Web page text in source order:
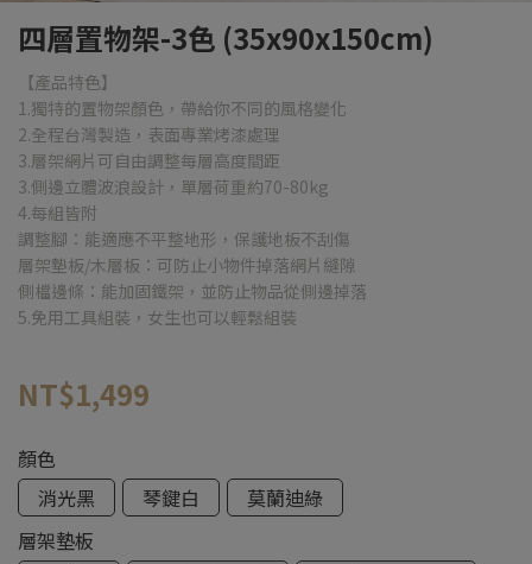
四層置物架-3色 (35x90x150cm)
【產品特色】
1.獨特的置物架顏色，帶給你不同的風格變化
2.全程台灣製造，表面專業烤漆處理
3.層架網片可自由調整每層高度間距
3.側邊立體波浪設計，單層荷重約70-80kg
4.每組皆附
調整腳：能適應不平整地形，保護地板不刮傷
層架墊板/木層板：可防止小物件掉落網片縫隙
側檔邊條：能加固鐵架，並防止物品從側邊掉落
5.免用工具組裝，女生也可以輕鬆組裝
NT$1,499
顏色
消光黑
琴鍵白
莫蘭迪綠
層架墊板